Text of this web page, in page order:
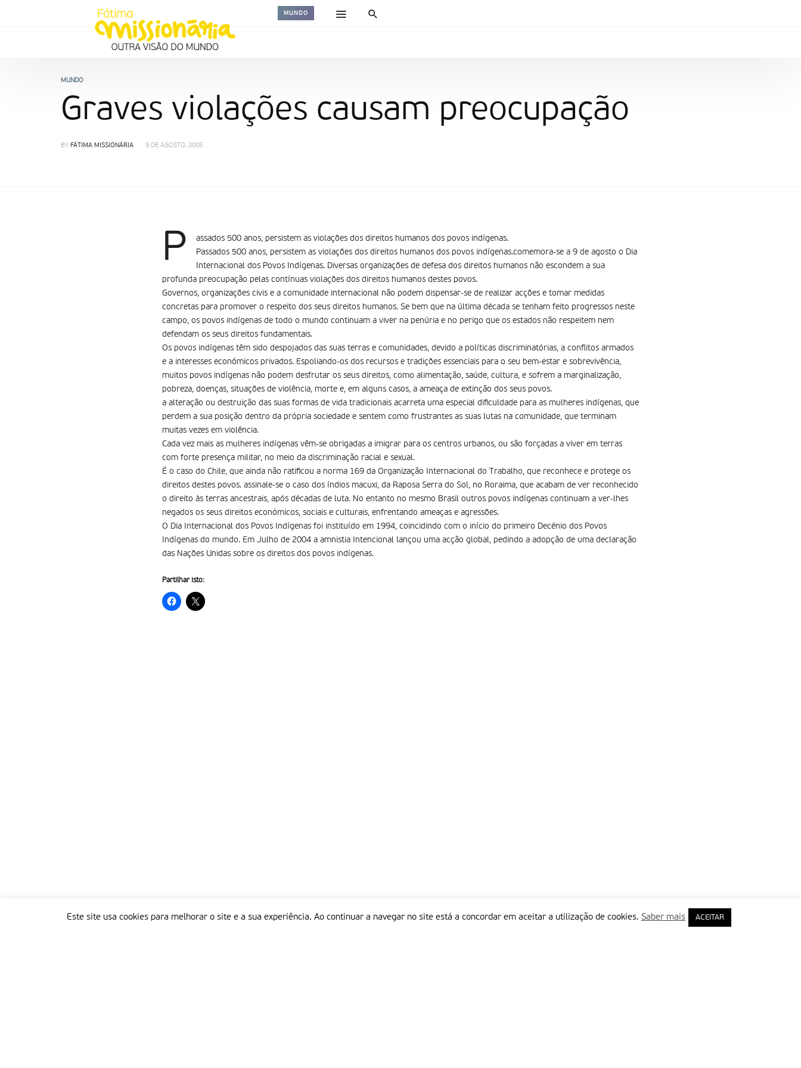
MUNDO
MUNDO
Graves violações causam preocupação
BY FÁTIMA MISSIONÁRIA 9 DE AGOSTO, 2005
P
assados 500 anos, persistem as violações dos direitos humanos dos povos indígenas.
Passados 500 anos, persistem as violações dos direitos humanos dos povos indígenas.comemora-se a 9 de agosto o Dia
Internacional dos Povos Indígenas. Diversas organizações de defesa dos direitos humanos não escondem a sua
profunda preocupação pelas contínuas violações dos direitos humanos destes povos.
Governos, organizações civis e a comunidade internacional não podem dispensar-se de realizar acções e tomar medidas
concretas para promover o respeito dos seus direitos humanos. Se bem que na última década se tenham feito progressos neste
campo, os povos indígenas de todo o mundo continuam a viver na penúria e no perigo que os estados não respeitem nem
defendam os seus direitos fundamentais.
Os povos indígenas têm sido despojados das suas terras e comunidades, devido a políticas discriminatórias, a conflitos armados
e a interesses económicos privados. Espoliando-os dos recursos e tradições essenciais para o seu bem-estar e sobrevivência,
muitos povos indígenas não podem desfrutar os seus direitos, como alimentação, saúde, cultura, e sofrem a marginalização,
pobreza, doenças, situações de violência, morte e, em alguns casos, a ameaça de extinção dos seus povos.
a alteração ou destruição das suas formas de vida tradicionais acarreta uma especial dificuldade para as mulheres indígenas, que
perdem a sua posição dentro da própria sociedade e sentem como frustrantes as suas lutas na comunidade, que terminam
muitas vezes em violência.
Cada vez mais as mulheres indígenas vêm-se obrigadas a imigrar para os centros urbanos, ou são forçadas a viver em terras
com forte presença militar, no meio da discriminação racial e sexual.
É o caso do Chile, que ainda não ratificou a norma 169 da Organização Internacional do Trabalho, que reconhece e protege os
direitos destes povos. assinale-se o caso dos índios macuxi, da Raposa Serra do Sol, no Roraima, que acabam de ver reconhecido
o direito às terras ancestrais, após décadas de luta. No entanto no mesmo Brasil outros povos indígenas continuam a ver-lhes
negados os seus direitos económicos, sociais e culturais, enfrentando ameaças e agressões.
O Dia Internacional dos Povos Indígenas foi instituído em 1994, coincidindo com o início do primeiro Decénio dos Povos
Indígenas do mundo. Em Julho de 2004 a amnistia Intencional lançou uma acção global, pedindo a adopção de uma declaração
das Nações Unidas sobre os direitos dos povos indígenas.
Partilhar isto:
Este site usa cookies para melhorar o site e a sua experiência. Ao continuar a navegar no site está a concordar em aceitar a utilização de cookies. Saber mais ACEITAR